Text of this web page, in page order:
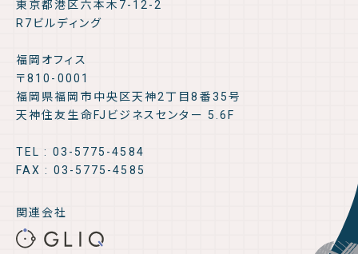
東京都港区六本木7-12-2
R7ビルディング
福岡オフィス
〒810-0001
福岡県福岡市中央区天神2丁目8番35号
天神住友生命FJビジネスセンター 5.6F
TEL : 03-5775-4584
FAX : 03-5775-4585
関連会社